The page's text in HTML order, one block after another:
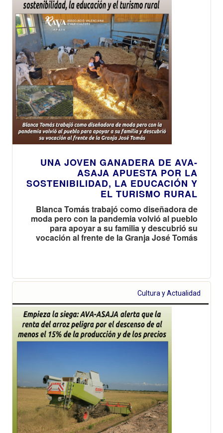
UNA JOVEN GANADERA DE AVA-
ASAJA APUESTA POR LA
SOSTENIBILIDAD, LA EDUCACIÓN Y
EL TURISMO RURAL
Blanca Tomás trabajó como diseñadora de
moda pero con la pandemia volvió al pueblo
para apoyar a su familia y descubrió su
vocación al frente de la Granja José Tomás
Cultura y Actualidad